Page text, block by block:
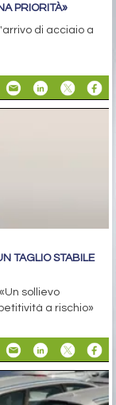
PRIORITÀ»
di acciaio a
TAGLIO STABILE
sollievo
a rischio»